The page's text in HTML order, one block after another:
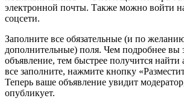
электронной почты. Также можно войти
соцсети.
Заполните все обязательные (и по
дополнительные) поля. Чем подробнее вы
объявление, тем быстрее получится найти
все заполните, нажмите кнопку
Теперь ваше объявление увидит
опубликует.